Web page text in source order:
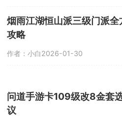
烟雨江湖恒山派三级门派全
攻略
作者：小白2026-01-30
问道手游卡109级改8金套
议